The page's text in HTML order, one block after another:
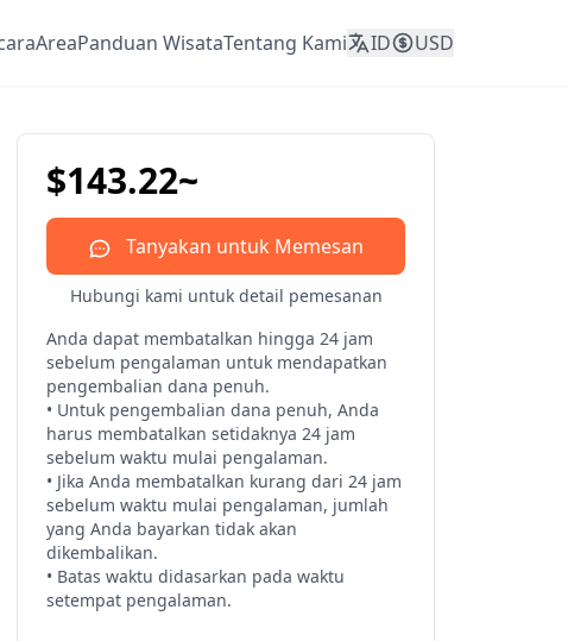
AreaPanduan WisataTentang Kami ID USD
$143.22~
Tanyakan untuk Memesan
Hubungi kami untuk detail pemesanan
Anda dapat membatalkan hingga 24 jam
sebelum pengalaman untuk mendapatkan
pengembalian dana penuh.
• Untuk pengembalian dana penuh, Anda
harus membatalkan setidaknya 24 jam
sebelum waktu mulai pengalaman.
• Jika Anda membatalkan kurang dari 24 jam
sebelum waktu mulai pengalaman, jumlah
yang Anda bayarkan tidak akan
dikembalikan.
• Batas waktu didasarkan pada waktu
setempat pengalaman.